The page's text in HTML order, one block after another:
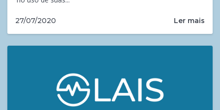
27/07/2020 Ler mais